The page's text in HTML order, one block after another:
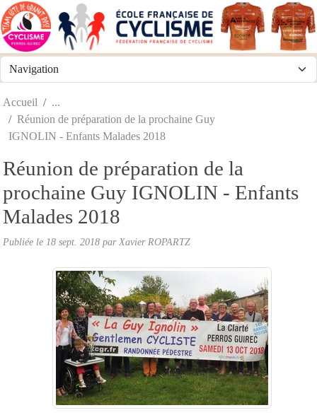
Accueil
Réunion de préparation de la prochaine Guy
IGNOLIN - Enfants Malades 2018
Réunion de préparation de la
prochaine Guy IGNOLIN - Enfants
Malades 2018
Publiée le 18 sept. 2018 par Xavier ROPARTZ
Panneau de gestion des cookies